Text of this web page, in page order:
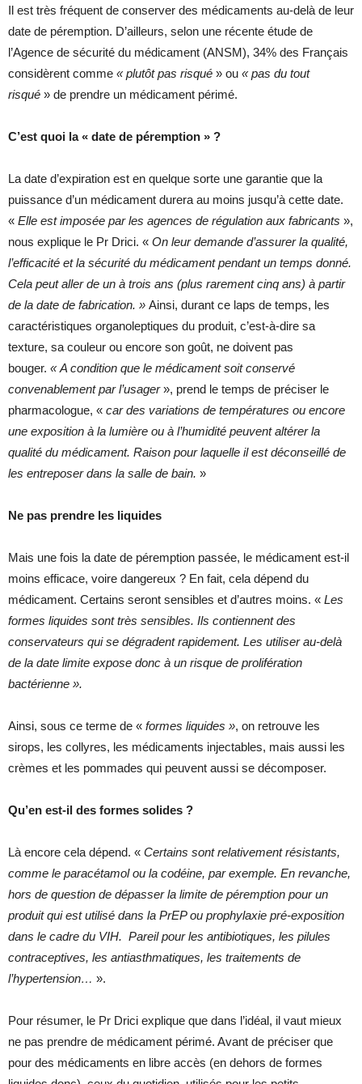
Il est très fréquent de conserver des médicaments au-delà de leur
date de péremption. D’ailleurs, selon une récente étude de
l’Agence de sécurité du médicament (ANSM), 34% des Français
considèrent comme « plutôt pas risqué » ou « pas du tout
risqué » de prendre un médicament périmé.
C’est quoi la « date de péremption » ?
La date d’expiration est en quelque sorte une garantie que la
puissance d’un médicament durera au moins jusqu’à cette date.
« Elle est imposée par les agences de régulation aux fabricants »,
nous explique le Pr Drici. « On leur demande d’assurer la qualité,
l’efficacité et la sécurité du médicament pendant un temps donné.
Cela peut aller de un à trois ans (plus rarement cinq ans) à partir
de la date de fabrication. » Ainsi, durant ce laps de temps, les
caractéristiques organoleptiques du produit, c’est-à-dire sa
texture, sa couleur ou encore son goût, ne doivent pas
bouger. « A condition que le médicament soit conservé
convenablement par l’usager», prend le temps de préciser le
pharmacologue, « car des variations de températures ou encore
une exposition à la lumière ou à l’humidité peuvent altérer la
qualité du médicament. Raison pour laquelle il est déconseillé de
les entreposer dans la salle de bain. »
Ne pas prendre les liquides
Mais une fois la date de péremption passée, le médicament est-il
moins efficace, voire dangereux ? En fait, cela dépend du
médicament. Certains seront sensibles et d’autres moins. « Les
formes liquides sont très sensibles. Ils contiennent des
conservateurs qui se dégradent rapidement. Les utiliser au-delà
de la date limite expose donc à un risque de prolifération
bactérienne ».
Ainsi, sous ce terme de « formes liquides », on retrouve les
sirops, les collyres, les médicaments injectables, mais aussi les
crèmes et les pommades qui peuvent aussi se décomposer.
Qu’en est-il des formes solides ?
Là encore cela dépend. « Certains sont relativement résistants,
comme le paracétamol ou la codéine, par exemple. En revanche,
hors de question de dépasser la limite de péremption pour un
produit qui est utilisé dans la PrEP ou prophylaxie pré-exposition
dans le cadre du VIH. Pareil pour les antibiotiques, les pilules
contraceptives, les antiasthmatiques, les traitements de
l’hypertension… ».
Pour résumer, le Pr Drici explique que dans l’idéal, il vaut mieux
ne pas prendre de médicament périmé. Avant de préciser que
pour des médicaments en libre accès (en dehors de formes